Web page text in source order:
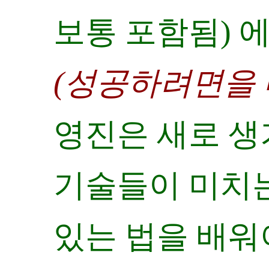
보통 포함됨)
(성공하려면을
영진은 새로
기술들이 미치
있는 법을 배